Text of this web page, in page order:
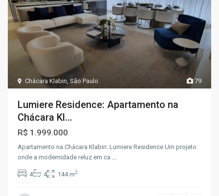
79
Chácara Klabin ,São Paulo
Lumiere Residence: Apartamento na
Chácara Kl...
R$ 1.999.000
Apartamento na Chácara Klabin: Lumiere Residence Um projeto
onde a modernidade reluz em ca
4 4 144 m2